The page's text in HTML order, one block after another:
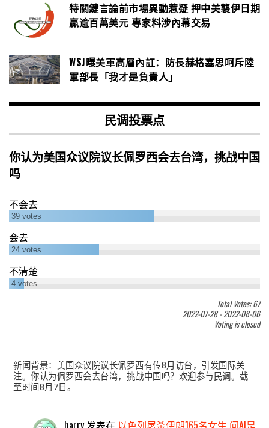
特關鍵言論前市場異動惹疑 押中美襲伊日期
贏逾百萬美元 專家料涉內幕交易
WSJ曝美軍高層內訌：防長赫格塞思呵斥陸
軍部長「我才是負責人」
民调投票点
你认为美国众议院议长佩罗西会去台湾，挑战中国
吗
不会去
39 votes
会去
24 votes
不清楚
4 votes
Total Votes: 67
2022-07-28-2022-08-06
Voting is closed
新闻背景：美国众议院议长佩罗西有传8月访台，引发国际关
注。你认为佩罗西会去台湾，挑战中国吗？欢迎参与民调。截
至时间8月7日。
harry发表在 以色列屠杀伊朗165名女生 问AI是